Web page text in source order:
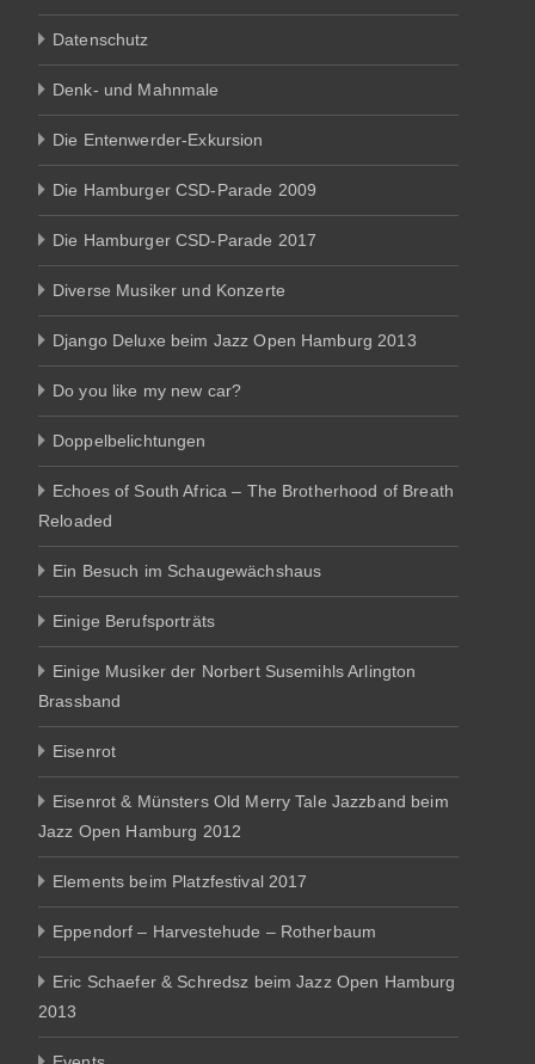
Datenschutz
Denk- und Mahnmale
Die Entenwerder-Exkursion
Die Hamburger CSD-Parade 2009
Die Hamburger CSD-Parade 2017
Diverse Musiker und Konzerte
Django Deluxe beim Jazz Open Hamburg 2013
Do you like my new car?
Doppelbelichtungen
Echoes of South Africa – The Brotherhood of Breath
Reloaded
Ein Besuch im Schaugewächshaus
Einige Berufsporträts
Einige Musiker der Norbert Susemihls Arlington
Brassband
Eisenrot
Eisenrot & Münsters Old Merry Tale Jazzband beim
Jazz Open Hamburg 2012
Elements beim Platzfestival 2017
Eppendorf – Harvestehude – Rotherbaum
Eric Schaefer & Schredsz beim Jazz Open Hamburg
2013